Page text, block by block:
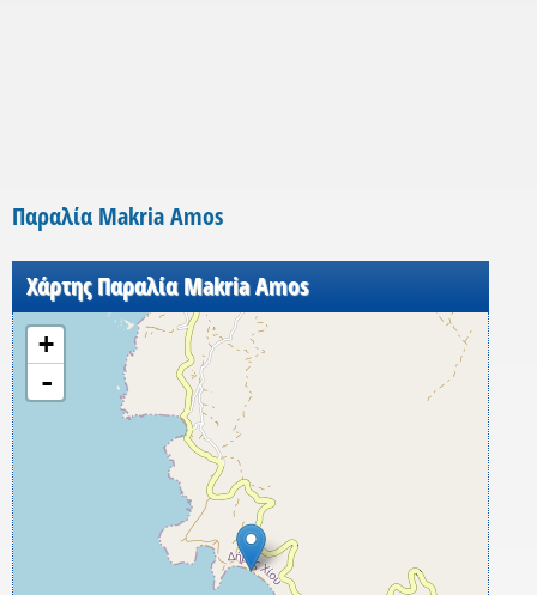
Παραλία Makria Amos
Χάρτης Παραλία Makria Amos
+
-